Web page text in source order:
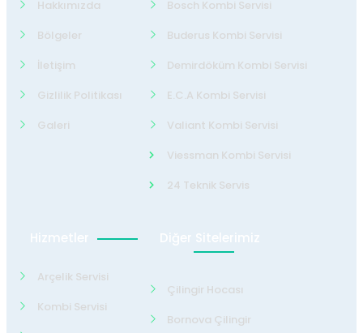
Hakkımızda
Bölgeler
İletişim
Gizlilik Politikası
Galeri
Bosch Kombi Servisi
Buderus Kombi Servisi
Demirdöküm Kombi Servisi
E.C.A Kombi Servisi
Valiant Kombi Servisi
Viessman Kombi Servisi
24 Teknik Servis
Hizmetler
Arçelik Servisi
Kombi Servisi
Diğer Sitelerimiz
Çilingir Hocası
Bornova Çilingir